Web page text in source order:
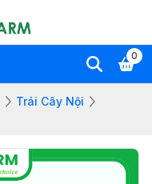
0
Trái Cây Nội